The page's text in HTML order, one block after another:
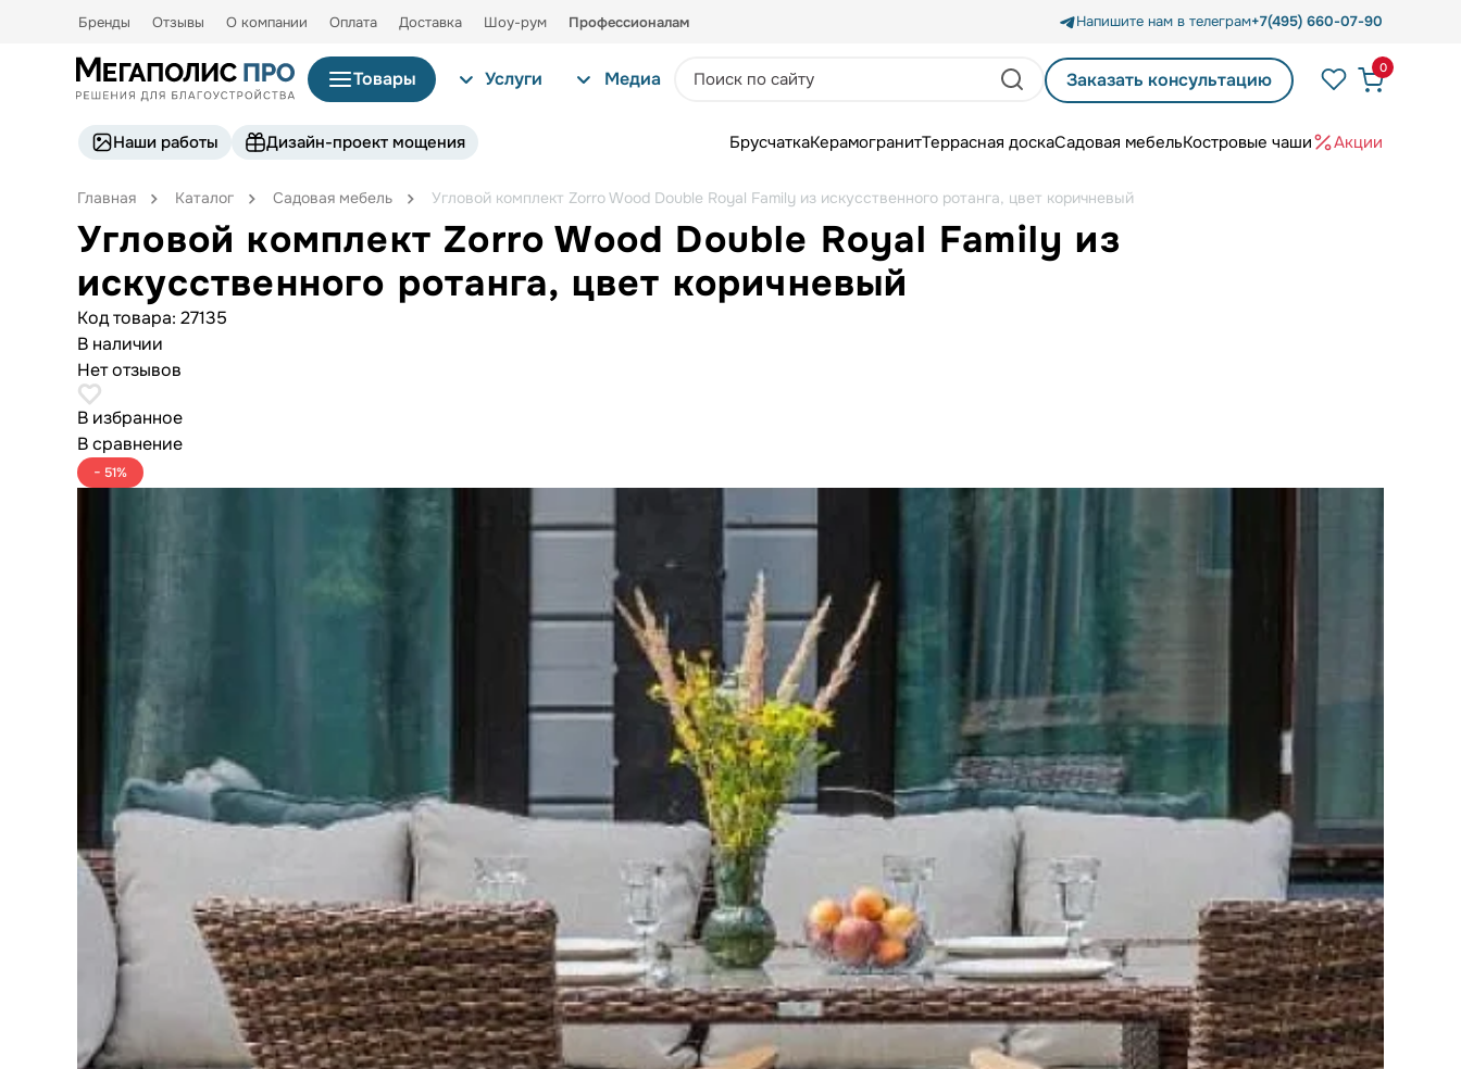
Бренды Отзывы О компании Оплата Доставка Шоу-рум Профессионалам Напишите нам в телеграм+7(495) 660-07-90
Товары Услуги Медиа Заказать консультацию
0
Наши работы Дизайн-проект мощения БрусчаткаКерамогранитТеррасная доскаСадовая мебельКостровые чаши Акции
Главная Каталог Садовая мебель Угловой комплект Zorro Wood Double Royal Family из искусственного ротанга, цвет коричневый
Угловой комплект Zorro Wood Double Royal Family из
искусственного ротанга, цвет коричневый
Код товара: 27135
В наличии
Нет отзывов
В избранное
В сравнение
− 51%